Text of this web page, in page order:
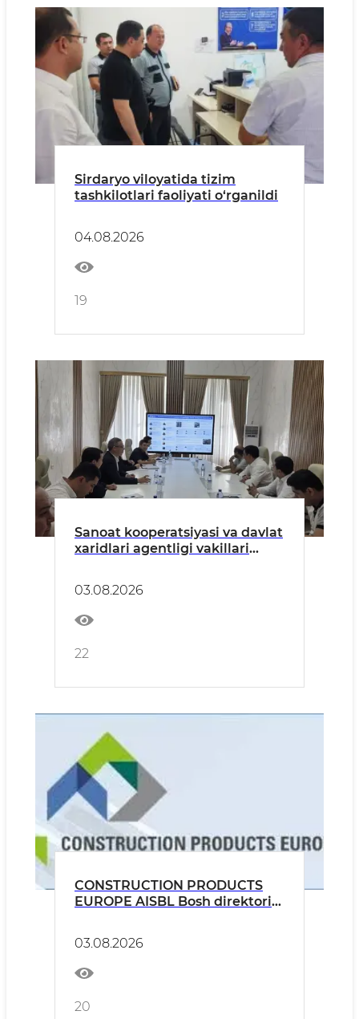
Sirdaryo viloyatida tizim
tashkilotlari faoliyati o‘rganildi
04.08.2026
19
Sanoat kooperatsiyasi va davlat
xaridlari agentligi vakillari
03.08.2026
22
CONSTRUCTION PRODUCTS
EUROPE AISBL Bosh direktori
03.08.2026
20